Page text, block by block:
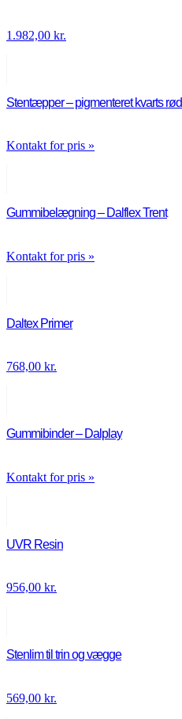
1.982,00 kr.
Stentæpper – pigmenteret kvarts rød
Kontakt for pris »
Gummibelægning – Dalflex Trent
Kontakt for pris »
Daltex Primer
768,00 kr.
Gummibinder – Dalplay
Kontakt for pris »
UVR Resin
956,00 kr.
Stenlim til trin og vægge
569,00 kr.